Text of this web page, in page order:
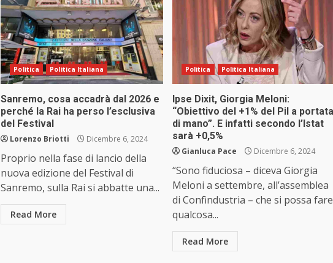
Politica Politica Italiana
Sanremo, cosa accadrà dal 2026 e
perché la Rai ha perso l’esclusiva
del Festival
Lorenzo Briotti Dicembre 6, 2024
Proprio nella fase di lancio della
nuova edizione del Festival di
Sanremo, sulla Rai si abbatte una...
Read More
Politica Politica Italiana
Ipse Dixit, Giorgia Meloni:
“Obiettivo del +1% del Pil a portata
di mano”. E infatti secondo l’Istat
sarà +0,5%
Gianluca Pace Dicembre 6, 2024
“Sono fiduciosa – diceva Giorgia
Meloni a settembre, all’assemblea
di Confindustria – che si possa fare
qualcosa...
Read More